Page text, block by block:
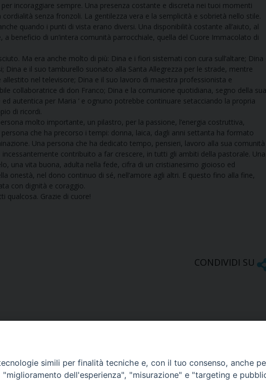
incoraggiare sempre. Una presenza costante e discreta nei tuoi momenti
senza fronzoli. La gentilezza vera e la semplicità e sobrietà nello stile.
quando i punti di vista erano diversi. Una disponibilità costante all’aiuto, al
beneficio di un’intera comunità parrocchiale, quella del Cuore Immacolato di
Ma era anche molto di più: Dina e i fiori sistemati con cura sull’altare; Dina
e il suo tamburello suonato alla Santa Allegrezza per le strade, mentre
nel televisore; Dina e il suo lavoro di maestra professionista e
collaboratrice di don Franco; Dina e la comunione quotidiana, segno della sua
autentica per Maria ‘ e ognuno potrebbe continuare setacciando la propria
di ricordi.
molto importante, un pilastro, per la passione, l’energia costruttiva,
persona che ha precorso i tempi: donna, laica, dagli anni settanta ha formato
Una persona che ha dedicato tempo, pensieri, lavoro alla sua comunità
contribuito a far crescere, in tutti gli ambiti della pastorale. Una
una vita buona, adulta nella fede, cifra di un cristianesimo gioioso ed
onestà, nel dono continuo di sé, nell’amore agli altri. E questo fino alla fine,
con dignità e coraggio.
qualcosa. Grazie di cuore!
CONDIVIDI SU
simili per finalità tecniche e, con il tuo consenso, anche
dell'esperienza", "misurazione" e "targeting e